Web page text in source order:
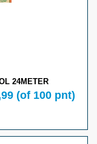
24METER
(of 100 pnt)